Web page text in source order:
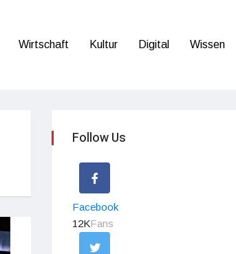
Wirtschaft Kultur Digital Wissen
Follow Us
Facebook
12KFans